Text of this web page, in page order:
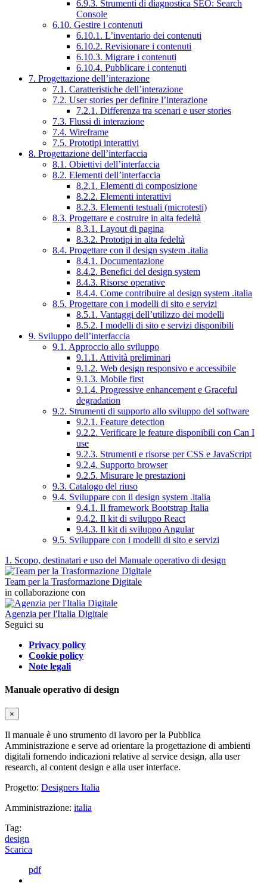
6.9.3. Strumenti di diagnostica SEO: Search
Console
6.10. Gestire i contenuti
6.10.1. L’inventario dei contenuti
6.10.2. Revisionare i contenuti
6.10.3. Migrare i contenuti
6.10.4. Pubblicare i contenuti
7. Progettazione dell’interazione
7.1. Caratteristiche dell’interazione
7.2. User stories per definire l’interazione
7.2.1. Differenza tra scenari e user stories
7.3. Flussi di interazione
7.4. Wireframe
7.5. Prototipi interattivi
8. Progettazione dell’interfaccia
8.1. Obiettivi dell’interfaccia
8.2. Elementi dell’interfaccia
8.2.1. Elementi di composizione
8.2.2. Elementi interattivi
8.2.3. Elementi testuali (microtesti)
8.3. Progettare e costruire in alta fedeltà
8.3.1. Layout di pagina
8.3.2. Prototipi in alta fedeltà
8.4. Progettare con il design system .italia
8.4.1. Documentazione
8.4.2. Benefici del design system
8.4.3. Risorse operative
8.4.4. Come contribuire al design system .italia
8.5. Progettare con i modelli di sito e servizi
8.5.1. Vantaggi dell’utilizzo dei modelli
8.5.2. I modelli di sito e servizi disponibili
9. Sviluppo dell’interfaccia
9.1. Approccio allo sviluppo
9.1.1. Attività preliminari
9.1.2. Web design responsivo e accessibile
9.1.3. Mobile first
9.1.4. Progressive enhancement e Graceful
degradation
9.2. Strumenti di supporto allo sviluppo del software
9.2.1. Feature detection
9.2.2. Verificare le feature disponibili con Can I
use
9.2.3. Strumenti e risorse per CSS e JavaScript
9.2.4. Supporto browser
9.2.5. Misurare le prestazioni
9.3. Catalogo del riuso
9.4. Sviluppare con il design system .italia
9.4.1. Il framework Bootstrap Italia
9.4.2. Il kit di sviluppo React
9.4.3. Il kit di sviluppo Angular
9.5. Sviluppare con i modelli di sito e servizi
1. Scopo, destinatari e uso del Manuale operativo di design
Team per la Trasformazione Digitale
in collaborazione con
Agenzia per l'Italia Digitale
Seguici su
Privacy policy
Cookie policy
Note legali
Manuale operativo di design
×
Il manuale è uno strumento di lavoro per la Pubblica
Amministrazione e serve ad orientare la progettazione di ambienti
digitali fornendo indicazioni relative al service design, alla user
research, al content design e alla user interface.
Progetto: Designers Italia
Amministrazione: italia
Tag:
design
Scarica
pdf